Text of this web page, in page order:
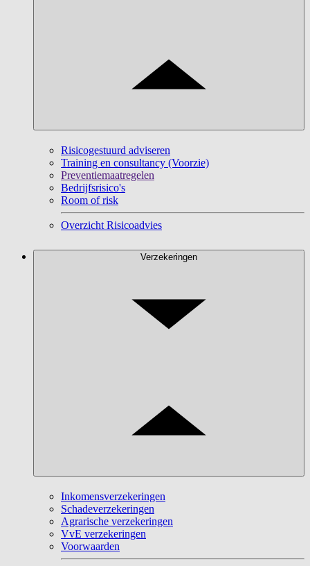
Risicogestuurd adviseren
Training en consultancy (Voorzie)
Preventiemaatregelen
Bedrijfsrisico's
Room of risk
Overzicht Risicoadvies
Verzekeringen
Inkomensverzekeringen
Schadeverzekeringen
Agrarische verzekeringen
VvE verzekeringen
Voorwaarden